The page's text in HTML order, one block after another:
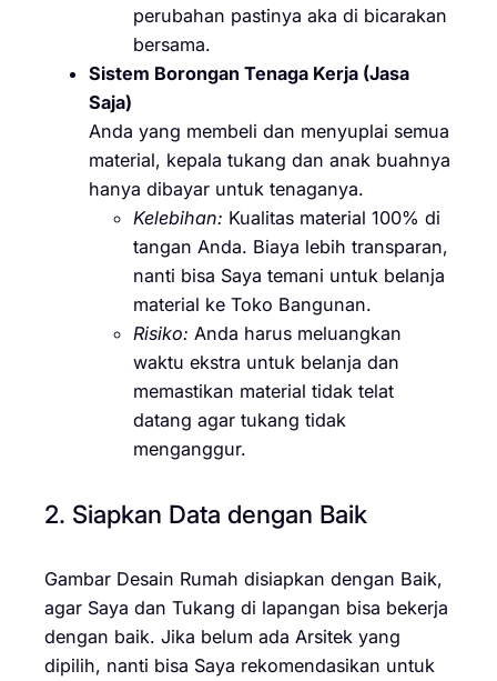
perubahan pastinya aka di bicarakan
bersama.
Sistem Borongan Tenaga Kerja (Jasa
Saja)
Anda yang membeli dan menyuplai semua
material, kepala tukang dan anak buahnya
hanya dibayar untuk tenaganya.
Kelebihan: Kualitas material 100% di
tangan Anda. Biaya lebih transparan,
nanti bisa Saya temani untuk belanja
material ke Toko Bangunan.
Risiko: Anda harus meluangkan
waktu ekstra untuk belanja dan
memastikan material tidak telat
datang agar tukang tidak
menganggur.
2. Siapkan Data dengan Baik
Gambar Desain Rumah disiapkan dengan Baik,
agar Saya dan Tukang di lapangan bisa bekerja
dengan baik. Jika belum ada Arsitek yang
dipilih, nanti bisa Saya rekomendasikan untuk